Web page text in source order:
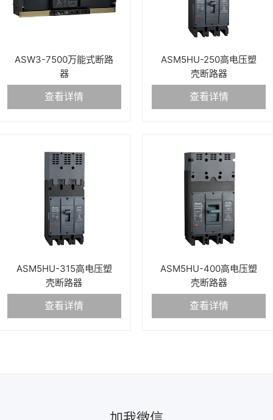
ASW3-7500万能式断路
器
查看详情
ASM5HU-250高电压塑
壳断路器
查看详情
ASM5HU-315高电压塑
壳断路器
查看详情
ASM5HU-400高电压塑
壳断路器
查看详情